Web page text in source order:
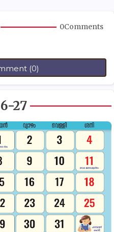
0Comments
(0)
27